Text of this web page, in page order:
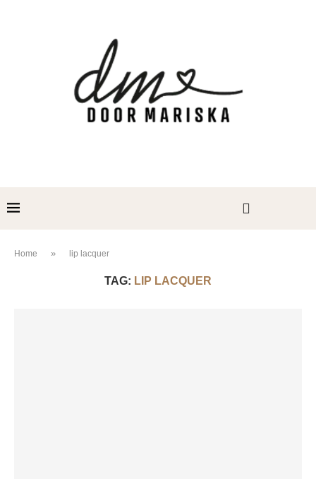
Home » lip lacquer
TAG: LIP LACQUER